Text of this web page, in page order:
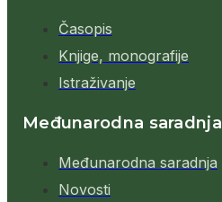
Časopis
Knjige, monografije
Istraživanje
Međunarodna saradnja
Međunarodna saradnja
Novosti